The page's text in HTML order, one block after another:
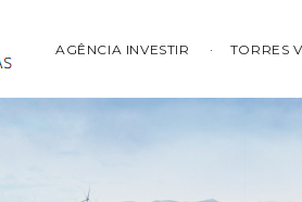
AGÊNCIA INVESTIR TORRES